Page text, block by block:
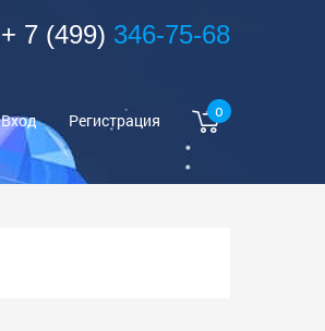
+ 7 (499) 346-75-68
Вход Регистрация 0